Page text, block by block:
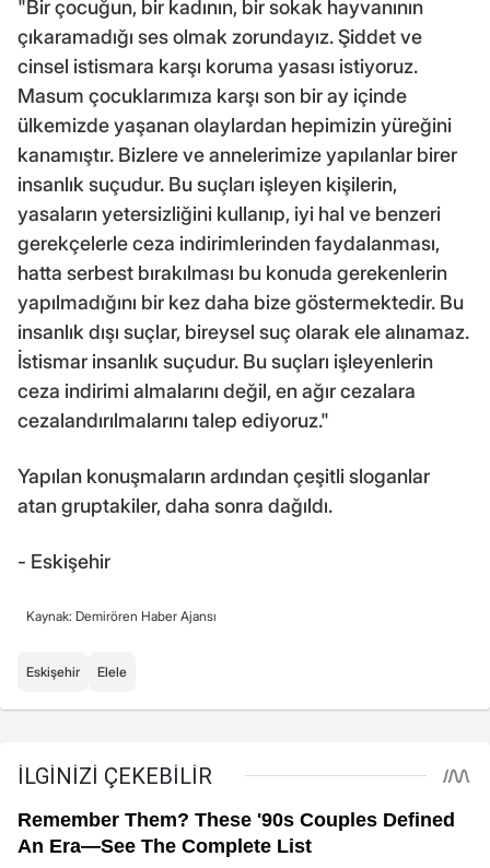
"Bir çocuğun, bir kadının, bir sokak hayvanının
çıkaramadığı ses olmak zorundayız. Şiddet ve
cinsel istismara karşı koruma yasası istiyoruz.
Masum çocuklarımıza karşı son bir ay içinde
ülkemizde yaşanan olaylardan hepimizin yüreğini
kanamıştır. Bizlere ve annelerimize yapılanlar birer
insanlık suçudur. Bu suçları işleyen kişilerin,
yasaların yetersizliğini kullanıp, iyi hal ve benzeri
gerekçelerle ceza indirimlerinden faydalanması,
hatta serbest bırakılması bu konuda gerekenlerin
yapılmadığını bir kez daha bize göstermektedir. Bu
insanlık dışı suçlar, bireysel suç olarak ele alınamaz.
İstismar insanlık suçudur. Bu suçları işleyenlerin
ceza indirimi almalarını değil, en ağır cezalara
cezalandırılmalarını talep ediyoruz."
Yapılan konuşmaların ardından çeşitli sloganlar
atan gruptakiler, daha sonra dağıldı.
- Eskişehir
Kaynak: Demirören Haber Ajansı
Eskişehir Elele